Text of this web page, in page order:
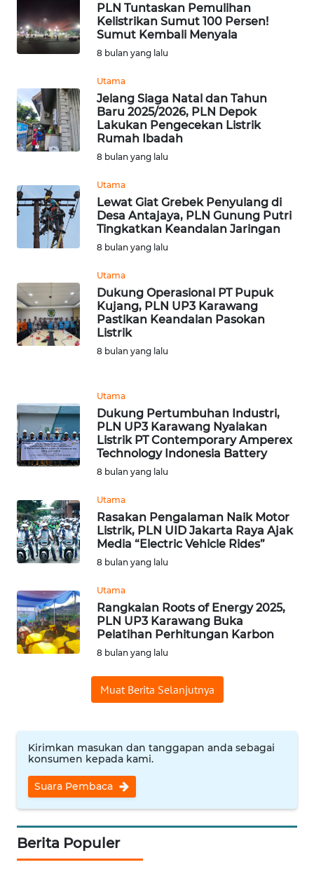
PLN Tuntaskan Pemulihan
Kelistrikan Sumut 100 Persen!
Sumut Kembali Menyala
8 bulan yang lalu
Utama
Jelang Siaga Natal dan Tahun
Baru 2025/2026, PLN Depok
Lakukan Pengecekan Listrik
Rumah Ibadah
8 bulan yang lalu
Utama
Lewat Giat Grebek Penyulang di
Desa Antajaya, PLN Gunung Putri
Tingkatkan Keandalan Jaringan
8 bulan yang lalu
Utama
Dukung Operasional PT Pupuk
Kujang, PLN UP3 Karawang
Pastikan Keandalan Pasokan
Listrik
8 bulan yang lalu
Utama
Dukung Pertumbuhan Industri,
PLN UP3 Karawang Nyalakan
Listrik PT Contemporary Amperex
Technology Indonesia Battery
8 bulan yang lalu
Utama
Rasakan Pengalaman Naik Motor
Listrik, PLN UID Jakarta Raya Ajak
Media “Electric Vehicle Rides”
8 bulan yang lalu
Utama
Rangkaian Roots of Energy 2025,
PLN UP3 Karawang Buka
Pelatihan Perhitungan Karbon
8 bulan yang lalu
Muat Berita Selanjutnya
Kirimkan masukan dan tanggapan anda sebagai
konsumen kepada kami.
Suara Pembaca
Berita Populer
WN
DEPOK
TAPANULI
UTARA
WN
WN
PADANG
LAWAS
SUMEDANG
WN
CIANJUR
SERIBU
WN
TANGERANG
BINJAI
WN
CIREBON
WN
INDRAMAYU
WN
WN
SUBANG
WN